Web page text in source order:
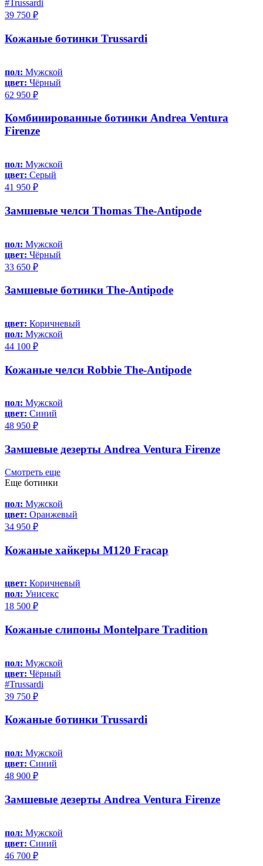
#Trussardi
39 750 ₽
Кожаные ботинки Trussardi
пол: Мужской
цвет: Чёрный
62 950 ₽
Комбинированные ботинки Andrea Ventura
Firenze
пол: Мужской
цвет: Серый
41 950 ₽
Замшевые челси Thomas The-Antipode
пол: Мужской
цвет: Чёрный
33 650 ₽
Замшевые ботинки The-Antipode
цвет: Коричневый
пол: Мужской
44 100 ₽
Кожаные челси Robbie The-Antipode
пол: Мужской
цвет: Синий
48 950 ₽
Замшевые дезерты Andrea Ventura Firenze
Смотреть еще
Еще ботинки
пол: Мужской
цвет: Оранжевый
34 950 ₽
Кожаные хайкеры M120 Fracap
цвет: Коричневый
пол: Унисекс
18 500 ₽
Кожаные слипоны Montelpare Tradition
пол: Мужской
цвет: Чёрный
#Trussardi
39 750 ₽
Кожаные ботинки Trussardi
пол: Мужской
цвет: Синий
48 900 ₽
Замшевые дезерты Andrea Ventura Firenze
пол: Мужской
цвет: Синий
46 700 ₽